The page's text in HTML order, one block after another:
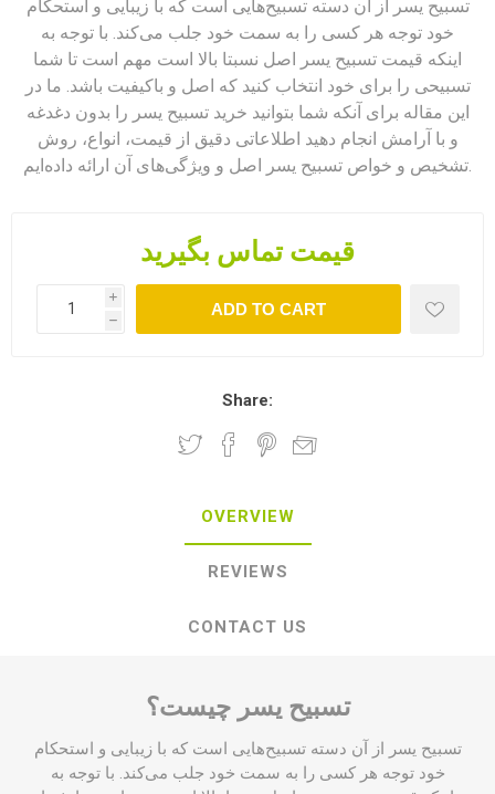
تسبیح یسر از آن دسته تسبیح‌هایی است که با زیبایی و استحکام
خود توجه هر کسی را به سمت خود جلب می‌کند. با توجه به
اینکه قیمت تسبیح یسر اصل نسبتا بالا است مهم است تا شما
تسبیحی را برای خود انتخاب کنید که اصل و باکیفیت باشد. ما در
این مقاله برای آنکه شما بتوانید خرید تسبیح یسر را بدون دغدغه
و با آرامش انجام دهید اطلاعاتی دقیق از قیمت، انواع، روش
قیمت تماس بگیرید
i
h
ADD TO CART
Share:
OVERVIEW
REVIEWS
CONTACT US
تسبیح یسر چیست؟
تسبیح یسر از آن دسته تسبیح‌هایی است که با زیبایی و استحکام
خود توجه هر کسی را به سمت خود جلب می‌کند. با توجه به